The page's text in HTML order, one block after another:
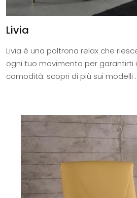
Livia
Livia è una poltrona relax che
ogni tuo movimento per garantirti
comodità: scopri di più sui modelli